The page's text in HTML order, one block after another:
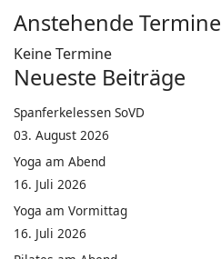
Anstehende Termine
Keine Termine
Neueste Beiträge
Spanferkelessen SoVD
03. August 2026
Yoga am Abend
16. Juli 2026
Yoga am Vormittag
16. Juli 2026